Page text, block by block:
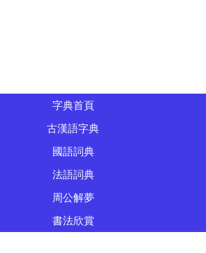
字典首頁
古漢語字典
國語詞典
法語詞典
周公解夢
書法欣賞